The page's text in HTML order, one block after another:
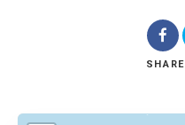
SHARE